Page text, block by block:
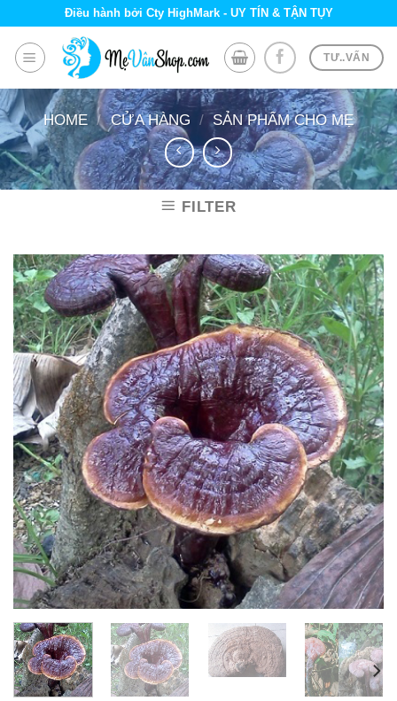
content
Điều hành bởi Cty HighMark - UY TÍN & TẬN TỤY
TƯ..VẤN
HOME / CỬA HÀNG / SẢN PHẨM CHO MẸ
FILTER